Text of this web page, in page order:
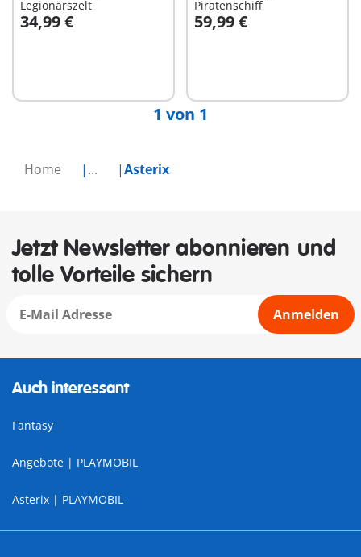
Home ... Asterix
Legionärszelt
34,99 €
In den Warenkorb
Piratenschiff
59,99 €
1 von 1
Jetzt Newsletter abonnieren und
tolle Vorteile sichern
Anmelden
Auch interessant
Fantasy
Angebote | PLAYMOBIL
Asterix | PLAYMOBIL